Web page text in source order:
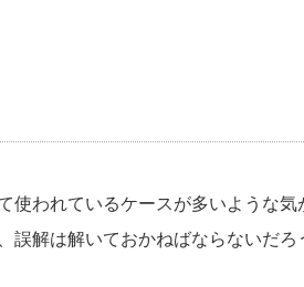
意たい、知っておきたい、やってお
講座(95)
ジバチの『経営戦略の新常識』(12)
したいと思われる「一流の仕事術」(28)
学(100)
賢い社長の「経理財務の見どころ・
ろ」(149)
顧客・社員・社会から支
大久保一彦の“流
デキル
東川鷹
欧米資
社長の
われているケースが多いような気
解は解いておかねばならないだろ